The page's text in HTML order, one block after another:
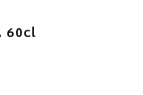
60cl